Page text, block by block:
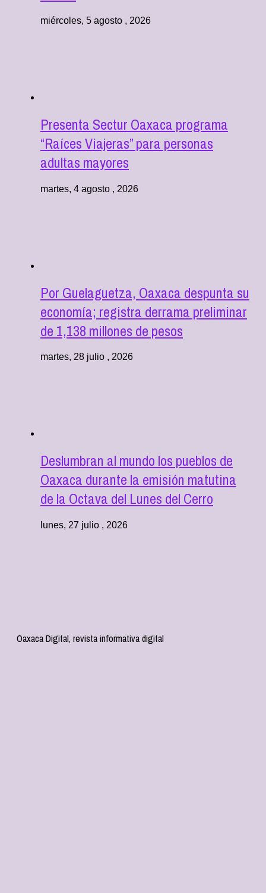
miércoles, 5 agosto , 2026
Presenta Sectur Oaxaca programa
“Raíces Viajeras” para personas
adultas mayores
martes, 4 agosto , 2026
Por Guelaguetza, Oaxaca despunta su
economía; registra derrama preliminar
de 1,138 millones de pesos
martes, 28 julio , 2026
Deslumbran al mundo los pueblos de
Oaxaca durante la emisión matutina
de la Octava del Lunes del Cerro
lunes, 27 julio , 2026
Oaxaca Digital, revista informativa digital